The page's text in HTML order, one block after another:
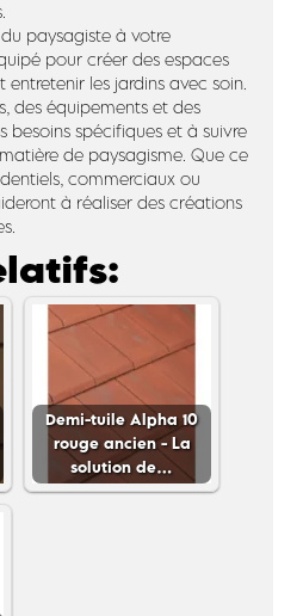
paysagiste à votre
pour créer des espaces
les jardins avec soin.
des équipements et des
besoins spécifiques et à suivre
de paysagisme. Que ce
commerciaux ou
à réaliser des créations
Demi-tuile Alpha 10
rouge ancien - La
solution de…